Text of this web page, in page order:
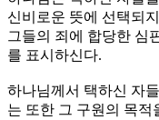
신비로운 뜻에 선택되
그들의 죄에 합당한 심
를 표시하신다.
하나님께서 택하신 자
는 또한 그 구원의 목적